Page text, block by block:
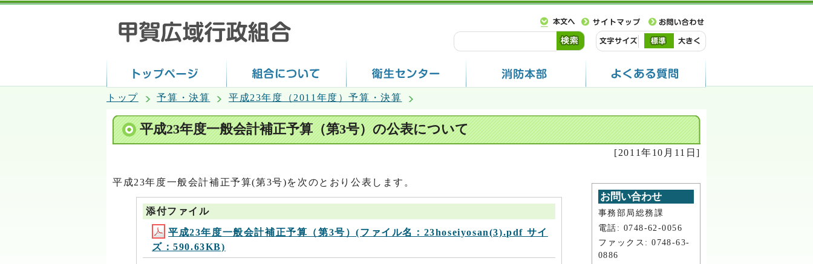
トップ 予算・決算 平成23年度（2011年度）予算・決算
平成23年度一般会計補正予算（第3号）の公表について
[2011年10月11日]
平成23年度一般会計補正予算(第3号)を次のとおり公表します。
添付ファイル
平成23年度一般会計補正予算（第3号）(ファイル名：23hoseiyosan(3).pdf サイ
ズ：590.63KB)
お問い合わせ
事務部局総務課
電話: 0748-62-0056
ファックス: 0748-63-
0886